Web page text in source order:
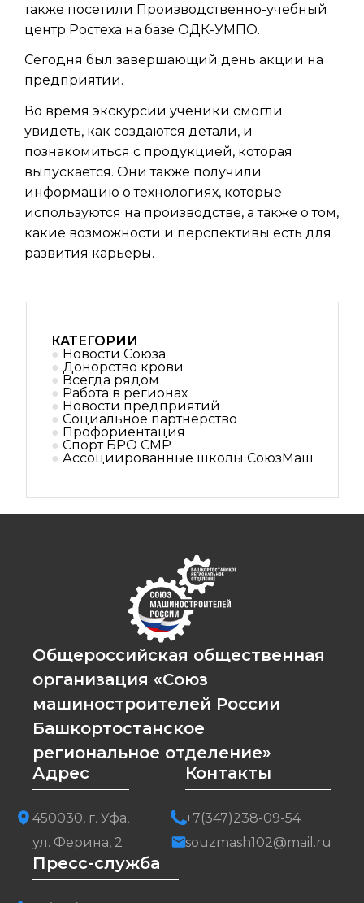
также посетили Производственно-учебный
центр Ростеха на базе ОДК-УМПО.
Сегодня был завершающий день акции на
предприятии.
Во время экскурсии ученики смогли
увидеть, как создаются детали, и
познакомиться с продукцией, которая
выпускается. Они также получили
информацию о технологиях, которые
используются на производстве, а также о том,
какие возможности и перспективы есть для
развития карьеры.
КАТЕГОРИИ
Новости Союза
Донорство крови
Всегда рядом
Работа в регионах
Новости предприятий
Социальное партнерствo
Профориентация
Спорт БРО СМР
Ассоциированные школы СоюзМаш
Общероссийская общественная
организация «Союз
машиностроителей России
Башкортостанское
региональное отделение»
Адрес
450030, г. Уфа,
ул. Ферина, 2
Контакты
+7(347)238-09-54
souzmash102@mail.ru
Пресс-служба